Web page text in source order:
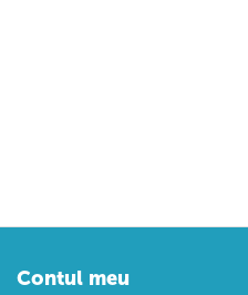
Contul meu